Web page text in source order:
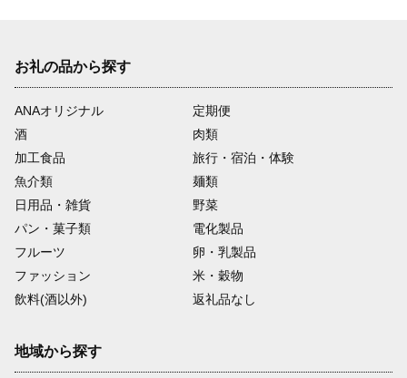
お礼の品から探す
ANAオリジナル
定期便
酒
肉類
加工食品
旅行・宿泊・体験
魚介類
麺類
日用品・雑貨
野菜
パン・菓子類
電化製品
フルーツ
卵・乳製品
ファッション
米・穀物
飲料(酒以外)
返礼品なし
地域から探す